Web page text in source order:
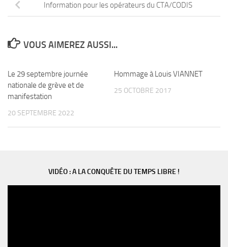
Information pour les opérateurs du CTA/CODIS
VOUS AIMEREZ AUSSI...
Le 29 septembre journée
nationale de grève et de
manifestation
20 SEPTEMBRE 2022
Hommage à Louis VIANNET
25 OCTOBRE 2017
VIDÉO : A LA CONQUÊTE DU TEMPS LIBRE !